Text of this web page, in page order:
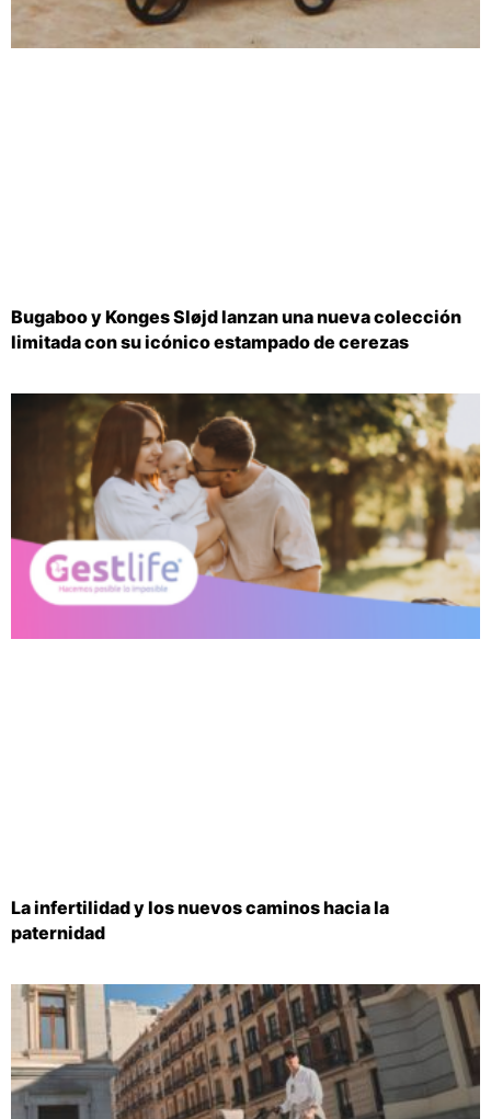
Bugaboo y Konges Sløjd lanzan una nueva colección
limitada con su icónico estampado de cerezas
La infertilidad y los nuevos caminos hacia la
paternidad